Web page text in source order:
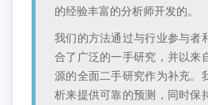
的经验丰富的分析师开发的。
我们的方法通过与行业参与者
合了广泛的一手研究，并以来
源的全面二手研究作为补充。
析来提供可靠的预测，同时保